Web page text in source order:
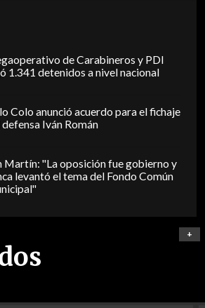
de Carabineros y PDI
1.341 detenidos a nivel nacional
Colo anunció acuerdo para el fichaje
Iván Román
Martín: "La oposición fue gobierno y
levantó el tema del Fondo Común
+